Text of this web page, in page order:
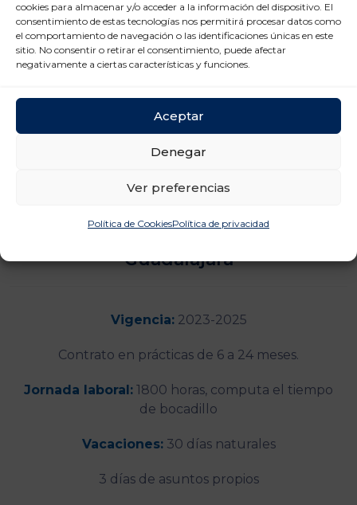
cookies para almacenar y/o acceder a la información del dispositivo. El
consentimiento de estas tecnologías nos permitirá procesar datos como
el comportamiento de navegación o las identificaciones únicas en este
sitio. No consentir o retirar el consentimiento, puede afectar
negativamente a ciertas características y funciones.
Aceptar
Denegar
Ver preferencias
Política de CookiesPolítica de privacidad
Convenio Colectivo de Transporte
de Mercancías por Carretera y
Logística de Toledo 2024-2026.
Pendiente de publicar.
Descargar
Guadalajara
Vigencia:2023-2025
Contrato en prácticas de 6 a 24 meses.
Jornada laboral: 1800 horas, computa el tiempo
de bocadillo
Vacaciones:30 días naturales
3 días de asuntos propios